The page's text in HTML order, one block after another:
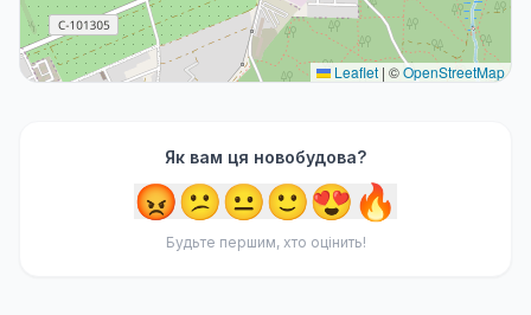
Leaflet | ©OpenStreetMap
Як вам ця новобудова?
😡😕😐🙂😍🔥
Будьте першим, хто оцінить!